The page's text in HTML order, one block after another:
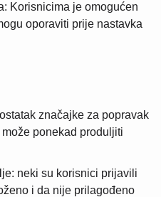
Korisnicima je omogućen
oporaviti prije nastavka
značajke za popravak
ponekad produljiti
neki su korisnici prijavili
i da nije prilagođeno